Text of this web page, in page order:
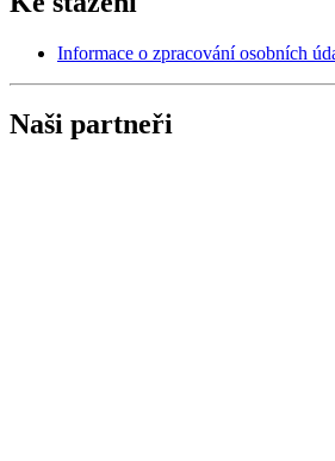
Informace o zpracování osobních
Naši partneři